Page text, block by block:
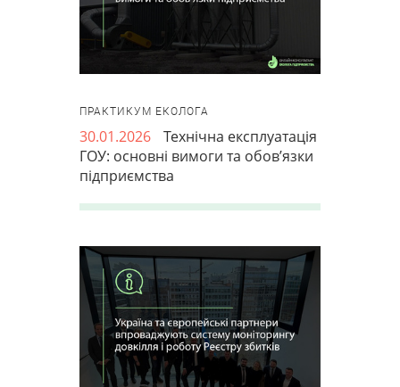
ПРАКТИКУМ ЕКОЛОГА
30.01.2026
Технічна експлуатація
ГОУ: основні вимоги та обов’язки
підприємства